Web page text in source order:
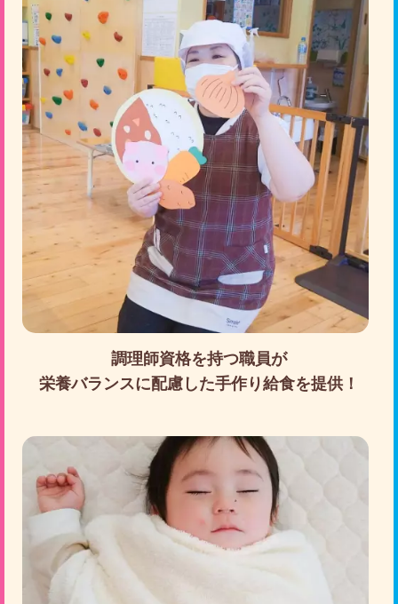
調理師資格を持つ職員が
栄養バランスに配慮した手作り給食を提供！